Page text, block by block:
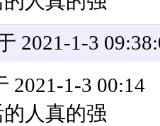
2021-1-3
2021-1-3 00:14
人真的强